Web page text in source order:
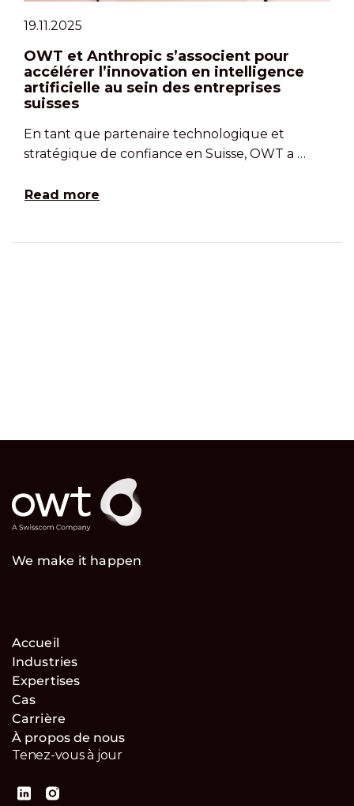
19.11.2025
OWT et Anthropic s’associent pour
accélérer l’innovation en intelligence
artificielle au sein des entreprises
suisses
En tant que partenaire technologique et
stratégique de confiance en Suisse, OWT a …
Read more
We make it happen
Accueil
Industries
Expertises
Cas
Carrière
À propos de nous
Tenez-vous à jour